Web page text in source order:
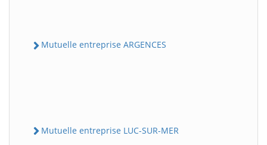
Mutuelle entreprise ARGENCES
Mutuelle entreprise LUC-SUR-MER